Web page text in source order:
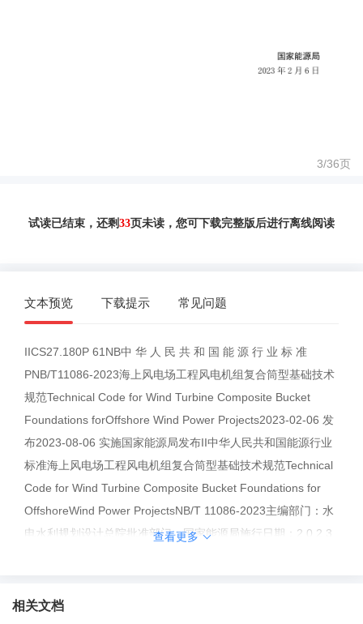
3/36页
试读已结束，还剩33页未读，您可下载完整版后进行离线阅读
文本预览 下载提示 常见问题
IICS27.180P 61NB中 华 人 民 共 和 国 能 源 行 业 标 准
PNB/T11086-2023海上风电场工程风电机组复合筒型基础技术
规范Technical Code for Wind Turbine Composite Bucket
Foundations forOffshore Wind Power Projects2023-02-06 发
布2023-08-06 实施国家能源局发布II中华人民共和国能源行业
标准海上风电场工程风电机组复合筒型基础技术规范Technical
Code for Wind Turbine Composite Bucket Foundations for
OffshoreWind Power ProjectsNB/T 11086-2023主编部门：水
电水利规划设计总院批准部门：国家能源局施行日期：2 0 2 3
源标准化管理办法》，国家能源局批准《高压直流保护测试设
查看更多
相关文档